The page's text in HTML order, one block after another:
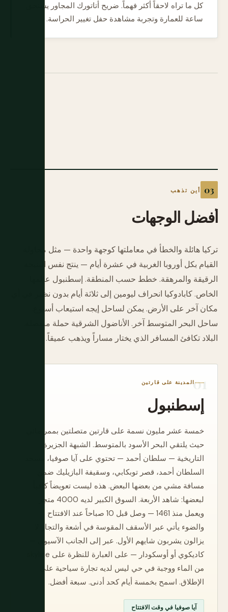
كل ما تراه لاحقاً أكثر فهماً. ضريح أتاتورك المجاور يستحق
ساعة للعمارة وتجربة مشاهدة حفل تغيير الحراسة.
أين تذهب
أفضل الوجهات
تركيا هائلة والخطأ في معاملتها كوجهة واحدة — مثل محاولة
القيام بكل أوروبا الغربية في عشرة أيام — ينتج نفس النتيجة
الرقيقة والمرهقة. خطط حسب المنطقة. إسطنبول عالمها
الخاص. كابادوكيا انحراف ليومين إلى ثلاثة أيام بدون نظير في أي
مكان آخر على الأرض. يمكن لساحل إيجه استيعاب أسبوع.
ساحل البحر المتوسط آخر. الأناضول الشرقية حملة منفصلة.
البلاد تكافئ المسافر الذي يختار مساراً ويذهب عميقاً.
المدينة على قارتين
إسطنبول
خمسة عشر مليون نسمة على قارتين متصلتين بممر مائي
حيث يلتقي البحر الأسود بالمتوسط. الشبهة الجزيرة
التاريخية — سلطان أحمد — تحتوي على آيا صوفيا، مسجد
السلطان أحمد، قصر توبكابي، وسقيفة البازيليك ضمن
مسافة مشي من بعضها البعض. هذه ليست تعويضاً كافياً
لبعضها: شاهد الأربعة. السوق الكبير لديه 4000 متجر
ويعمل منذ 1461 — وصل قبل 10 صباحاً عند الافتتاح
والضوء يأتي عبر الأسقف المقوسة في أشعة والتجار لا
يزالون يشربون شايهم الأول. عبر إلى الجانب الآسيوي —
كاديكوي أو أوسكودار — على العبارة للنظرة على skyline
من الماء ووجبة في حي ليس لديه تجارة سياحية على
الإطلاق. اسمح بخمسة أيام كحد أدنى. سبعة أفضل.
آيا صوفيا في وقت الافتتاح